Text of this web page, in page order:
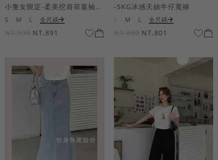
小隻女限定-柔美挖肩荷葉袖魚尾長洋裝
S M L 全尺碼
NT.990 NT.891
-5KG冰感天絲牛仔寬褲
M L 全尺碼
NT.890 NT.801